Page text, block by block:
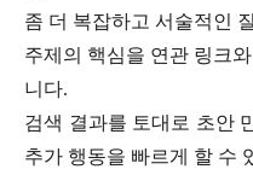
좀 더 복잡하고 서술적인
주제의 핵심을 연관 링크
니다.
검색 결과를 토대로 초안
추가 행동을 빠르게 할 수